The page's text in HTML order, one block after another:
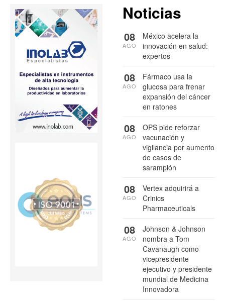
Noticias
México acelera la
innovación en salud:
expertos
08
AGO
Fármaco usa la
glucosa para frenar
expansión del cáncer
en ratones
08
AGO
OPS pide reforzar
vacunación y
vigilancia por aumento
de casos de
sarampión
08
AGO
Vertex adquirirá a
Crinics
Pharmaceuticals
08
AGO
Johnson & Johnson
nombra a Tom
Cavanaugh como
vicepresidente
ejecutivo y presidente
mundial de Medicina
Innovadora
08
AGO